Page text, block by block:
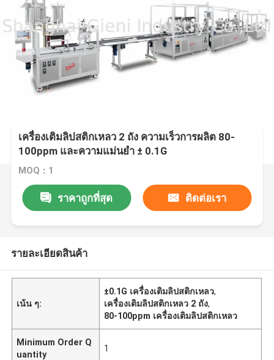
เครื่องเติมลิปสติกเหลว 2 ถัง ความเร็วการผลิต 80-
100ppm และความแม่นยํา ± 0.1G
MOQ：1
ราคาถูกที่สุด ติดต่อเรา
รายละเอียดสินค้า
เน้น ๆ:
±0.1G เครื่องเติมลิปสติกเหลว,
เครื่องเติมลิปสติกเหลว 2 ถัง,
80-100ppm เครื่องเติมลิปสติกเหลว
Minimum Order Q
uantity
1